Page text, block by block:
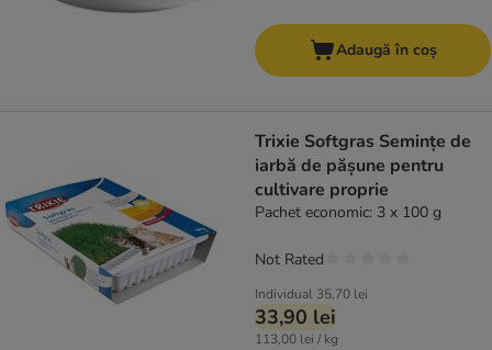
Adaugă în coș
Trixie Softgras Semințe de
iarbă de pășune pentru
cultivare proprie
Pachet economic: 3 x 100 g
Individual 35,70 lei
33,90 lei
113,00 lei / kg
Not Rated